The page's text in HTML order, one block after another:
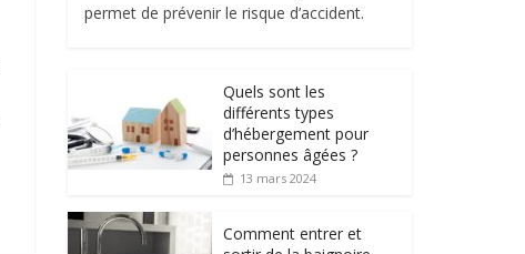
permet de prévenir le risque d’accident.
Quels sont les
différents types
d’hébergement pour
personnes âgées ?
13 mars 2024
Comment entrer et